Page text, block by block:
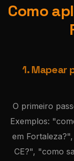
Como
1. Mapear
O primeiro
Exemplos:
em
CE?", "como